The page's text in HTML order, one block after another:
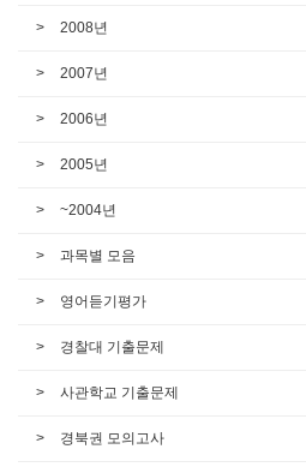
2008년
2007년
2006년
2005년
~2004년
과목별 모음
영어듣기평가
경찰대 기출문제
사관학교 기출문제
경북권 모의고사